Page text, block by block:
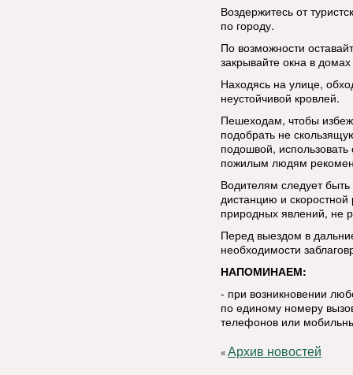
Воздержитесь от
по городу.
По возможности
закрывайте окна в
Находясь на улице,
неустойчивой кровлей.
Пешеходам, чтобы
подобрать не
подошвой,
пожилым людям
Водителям следует
дистанцию и
природных явлений, не
Перед выездом в
необходимости
НАПОМИНАЕМ:
- при возникновении
по единому номеру
телефонов или
«Архив новостей